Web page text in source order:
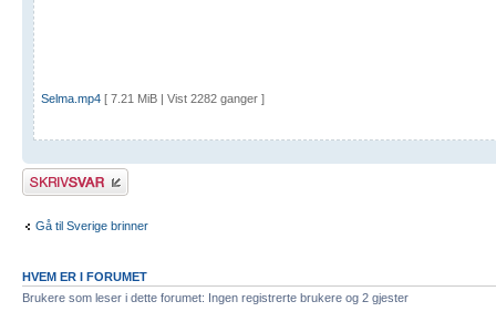
Selma.mp4 [ 7.21 MiB | Vist 2282 ganger ]
Skriv et svar
Gå til Sverige brinner
HVEM ER I FORUMET
Brukere som leser i dette forumet: Ingen registrerte brukere og 2 gjester